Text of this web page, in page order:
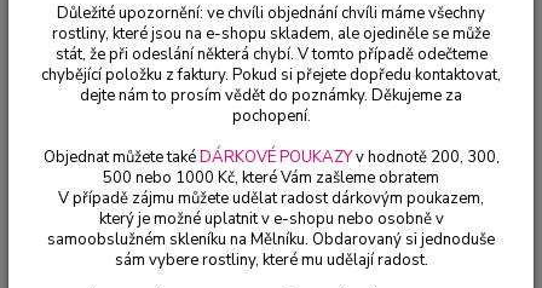
Bylinky a léčivky Kari koření ALADIN-Helichrisum italicum - 1 ks
Kari koření ALADIN-Helichrisum
italicum - 1 ks
Důležité upozornění: ve chvíli objednání chvíli máme všechny
rostliny, které jsou na e-shopu skladem, ale ojediněle se může
stát, že při odeslání některá chybí. V tomto případě odečteme
chybějící položku z faktury. Pokud si přejete dopředu kontaktovat,
dejte nám to prosím vědět do poznámky. Děkujeme za
pochopení.
Objednat můžete takéDÁRKOVÉ POUKAZYv hodnotě 200, 300,
500 nebo 1000 Kč, které Vám zašleme obratem
V případě zájmu můžete udělat radost dárkovým poukazem,
který je možné uplatnit v e-shopu nebo osobně v
samoobslužném skleníku na Mělníku. Obdarovaný si jednoduše
sám vybere rostliny, které mu udělají radost.